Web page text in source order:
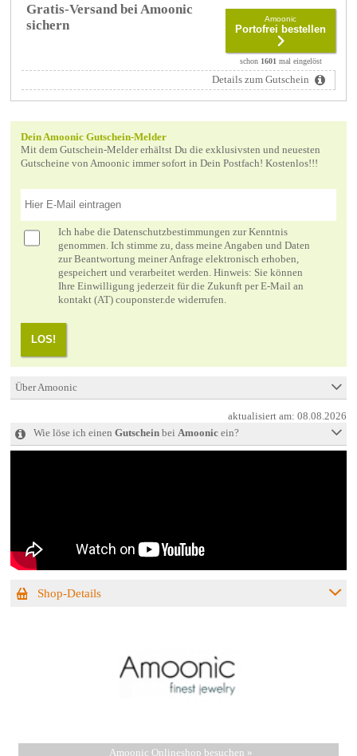
Gratis-Versand bei Amoonic
sichern
Amoonic
Portofrei bestellen
schon 1601 mal eingelöst
Details zum Gutschein
Dein Amoonic Gutschein-Melder
Mit dem Gutschein-Melder erhältst Du die exklusivsten und neuesten
Gutscheine von Amoonic immer sofort in Dein Postfach! Kostenlos!!!
Ich habe die Datenschutzbestimmungen zur Kenntnis
genommen. Ich stimme zu, dass meine Angaben und Daten
zur Beantwortung meiner Anfrage elektronisch erhoben,
gespeichert und verarbeitet werden. Hinweis: Sie können
Ihre Einwilligung jederzeit für die Zukunft per E-Mail an
kontakt (AT) couponster.de widerrufen.
LOS!
Über Amoonic
aktualisiert am:08.08.2026
Wie löse ich einen Gutscheinbei Amoonicein?
Shop-Details
Amoonic Onlineshop besuchen »